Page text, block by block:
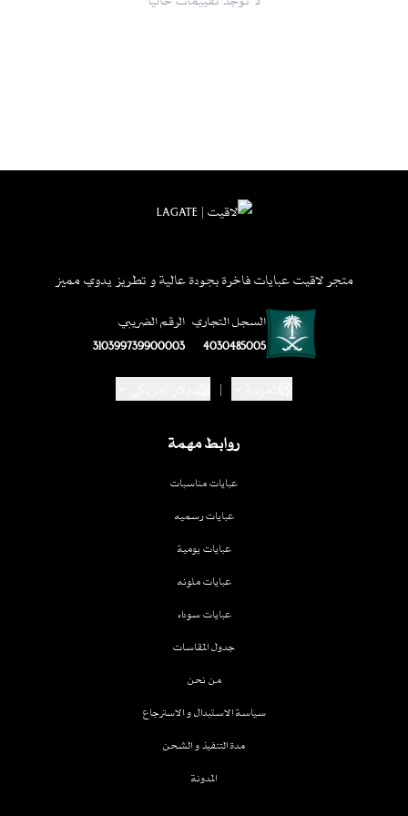
روابط مهمة
عبايات مناسبات
عبايات رسميه
عبايات يومية
عبايات ملونه
عبايات سوداء
جدول المقاسات
من نحن
سياسة الاستبدال و الاسترجاع
مدة التنفيذ و الشحن
المدونة
متجر لاقيت عبايات فاخرة بجودة عالية و تطريز يدوي مميز
السجل التجاري
4030485005
الرقم الضريبي
310399739900003
|